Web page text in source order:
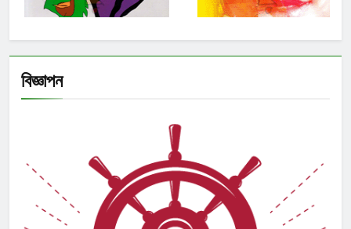
বিজ্ঞাপন